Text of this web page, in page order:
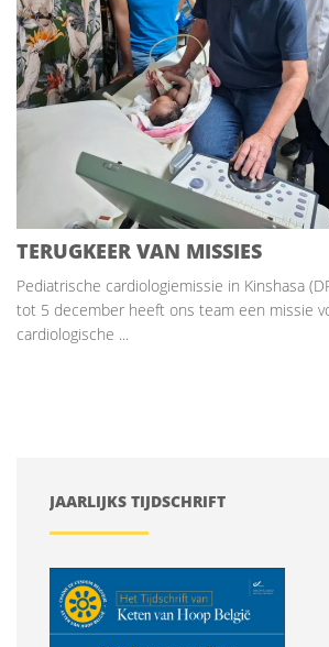
TERUGKEER VAN MISSIES
Pediatrische cardiologiemissie in Kinshasa
tot 5 december heeft ons team een missie
cardiologische ...
JAARLIJKS TIJDSCHRIFT